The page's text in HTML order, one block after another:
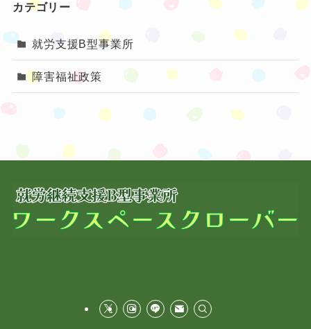
カテゴリー
就労支援B型事業所
障害福祉政策